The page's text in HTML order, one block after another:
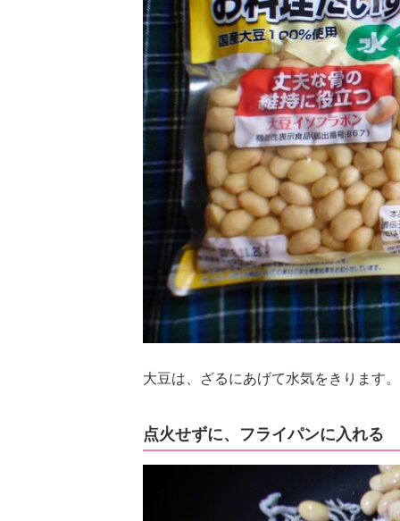
大豆は、ざるにあげて水気をきります。
点火せずに、フライパンに入れる